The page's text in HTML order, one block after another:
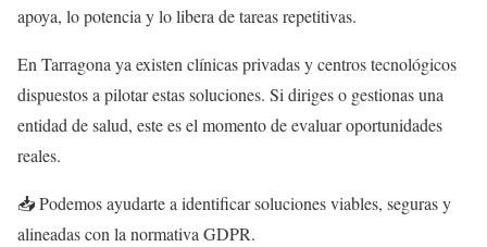
apoya, lo potencia y lo libera de tareas repetitivas.
En Tarragona ya existen clínicas privadas y centros tecnológicos
dispuestos a pilotar estas soluciones. Si diriges o gestionas una
entidad de salud, este es el momento de evaluar oportunidades
reales.
📥 Podemos ayudarte a identificar soluciones viables, seguras y
alineadas con la normativa GDPR.